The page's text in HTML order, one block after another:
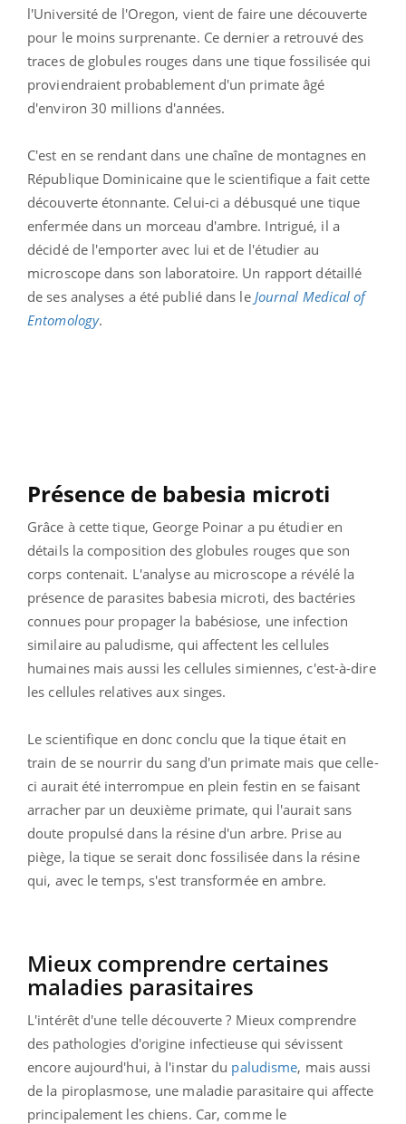
l'Université de l'Oregon, vient de faire une découverte
pour le moins surprenante. Ce dernier a retrouvé des
traces de globules rouges dans une tique fossilisée qui
proviendraient probablement d'un primate âgé
d'environ 30 millions d'années.
C'est en se rendant dans une chaîne de montagnes en
République Dominicaine que le scientifique a fait cette
découverte étonnante. Celui-ci a débusqué une tique
enfermée dans un morceau d'ambre. Intrigué, il a
décidé de l'emporter avec lui et de l'étudier au
microscope dans son laboratoire. Un rapport détaillé
de ses analyses a été publié dans le Journal Medical of
Entomology.
Présence de babesia microti
Grâce à cette tique, George Poinar a pu étudier en
détails la composition des globules rouges que son
corps contenait. L'analyse au microscope a révélé la
présence de parasites babesia microti, des bactéries
connues pour propager la babésiose, une infection
similaire au paludisme, qui affectent les cellules
humaines mais aussi les cellules simiennes, c'est-à-dire
les cellules relatives aux singes.
Le scientifique en donc conclu que la tique était en
train de se nourrir du sang d'un primate mais que celle-
ci aurait été interrompue en plein festin en se faisant
arracher par un deuxième primate, qui l'aurait sans
doute propulsé dans la résine d'un arbre. Prise au
piège, la tique se serait donc fossilisée dans la résine
qui, avec le temps, s'est transformée en ambre.
Mieux comprendre certaines
maladies parasitaires
L'intérêt d'une telle découverte ? Mieux comprendre
des pathologies d'origine infectieuse qui sévissent
encore aujourd'hui, à l'instar du paludisme, mais aussi
de la piroplasmose, une maladie parasitaire qui affecte
principalement les chiens. Car, comme le